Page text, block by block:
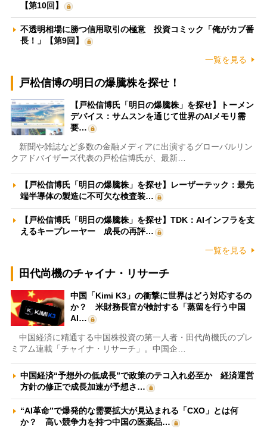
【第10回】
不透明相場に勝つ信用取引の極意 投資コミック「俺がカブ番
長！」【第9回】
一覧を見る
戸松信博の明日の爆騰株を探せ！
【戸松信博氏「明日の爆騰株」を探せ】トーメン
デバイス：サムスンを通じて世界のAIメモリ需
要…
新聞や雑誌など多数の金融メディアに出演するグローバルリン
クアドバイザーズ代表の戸松信博氏が、最新…
【戸松信博氏「明日の爆騰株」を探せ】レーザーテック：最先
端半導体の製造に不可欠な検査装…
【戸松信博氏「明日の爆騰株」を探せ】TDK：AIインフラを支
えるキープレーヤー 成長の再評…
一覧を見る
田代尚機のチャイナ・リサーチ
中国「Kimi K3」の衝撃に世界はどう対応するの
か？ 米財務長官が検討する「蒸留を行う中国
AI…
中国経済に精通する中国株投資の第一人者・田代尚機氏のプレ
ミアム連載「チャイナ・リサーチ」。中国企…
中国経済“予想外の低成長”で政策のテコ入れ必至か 経済運営
方針の修正で成長加速が予想さ…
“AI革命”で爆発的な需要拡大が見込まれる「CXO」とは何
か？ 高い競争力を持つ中国の医薬品…